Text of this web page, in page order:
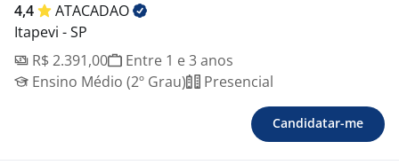
4,4
ATACADAO
Itapevi - SP
R$ 2.391,00
Entre 1 e 3 anos
Ensino Médio (2º Grau)
Presencial
Candidatar-me